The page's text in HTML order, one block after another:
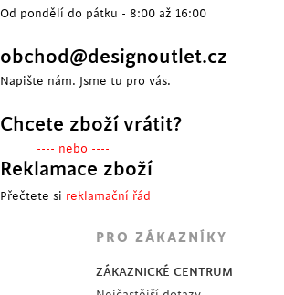
Od pondělí do pátku - 8:00 až 16:00
obchod@designoutlet.cz
Napište nám. Jsme tu pro vás.
Chcete zboží vrátit?
---- nebo ----
Reklamace zboží
Přečtete si reklamační řád
PRO ZÁKAZNÍKY
ZÁKAZNICKÉ CENTRUM